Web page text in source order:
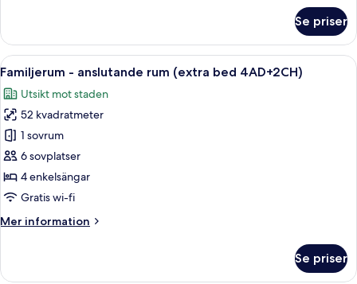
-
anslutande
rum
(extra
bed
3AD+3CH)
Se priser
Öppna
alla
foton
för
Familjerum
-
anslutande
rum
bed
Ett hotellrum med en stor säng,
7
Familjerum - anslutande rum (extra bed 4AD+2CH)
Utsikt mot staden
52 kvadratmeter
1 sovrum
6 sovplatser
4 enkelsängar
Gratis wi-fi
Mer information
Mer
-
Se priser